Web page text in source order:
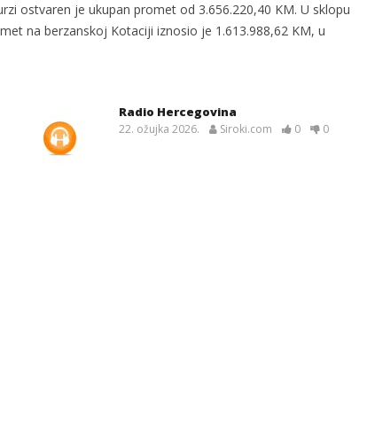
ostvaren je ukupan promet od 3.656.220,40 KM. U sklopu
na berzanskoj Kotaciji iznosio je 1.613.988,62 KM, u
Radio Hercegovina
22. ožujka 2026. Siroki.com 0 0